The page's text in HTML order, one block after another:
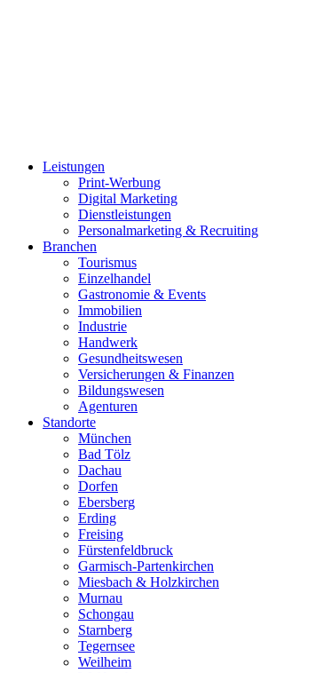
Leistungen
Print-Werbung
Digital Marketing
Dienstleistungen
Personalmarketing & Recruiting
Branchen
Tourismus
Einzelhandel
Gastronomie & Events
Immobilien
Industrie
Handwerk
Gesundheitswesen
Versicherungen & Finanzen
Bildungswesen
Agenturen
Standorte
München
Bad Tölz
Dachau
Dorfen
Ebersberg
Erding
Freising
Fürstenfeldbruck
Garmisch-Partenkirchen
Miesbach & Holzkirchen
Murnau
Schongau
Starnberg
Tegernsee
Weilheim